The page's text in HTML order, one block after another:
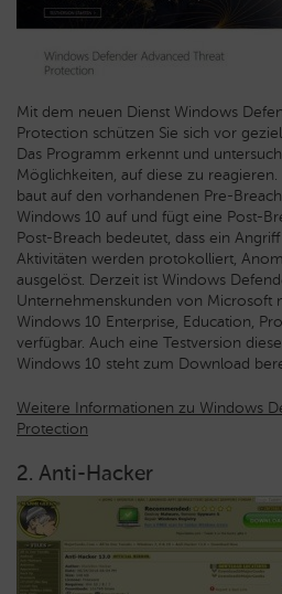
Mit dem neuen Dienst Windows
Protection schützen Sie sich vor
Das Programm erkennt und
Möglichkeiten, auf diese zu
baut auf den vorhandenen Pre-
Windows 10 auf und fügt eine Post-
Post-Breach bedeutet, dass ein
Aktivitäten werden protokolliert,
ausgelöst. Derzeit ist Windows
Unternehmenskunden von Microsoft
Windows 10 Enterprise, Education,
verfügbar. Auch eine Testversion
Windows 10 steht zum Download
Weitere Informationen zu Windows
Protection
2. Anti-Hacker